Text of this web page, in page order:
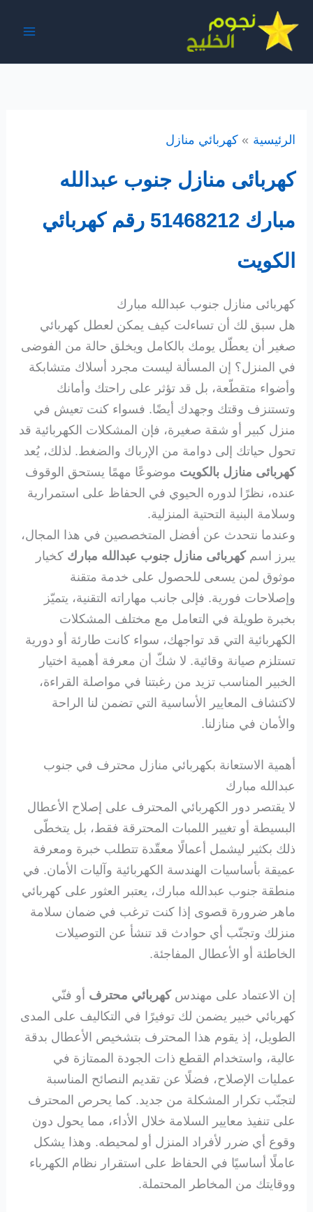
المحتوى
الرئيسية كهربائي منازل
كهربائى منازل جنوب عبدالله
مبارك 51468212 رقم كهربائي
الكويت
كهربائى منازل جنوب عبدالله مبارك
هل سبق لك أن تساءلت كيف يمكن لعطل كهربائي
صغير أن يعطّل يومك بالكامل ويخلق حالة من الفوضى
في المنزل؟ إن المسألة ليست مجرد أسلاك متشابكة
وأضواء متقطّعة، بل قد تؤثر على راحتك وأمانك
وتستنزف وقتك وجهدك أيضًا. فسواء كنت تعيش في
منزل كبير أو شقة صغيرة، فإن المشكلات الكهربائية قد
تحول حياتك إلى دوامة من الإرباك والضغط. لذلك، يُعد
كهربائى منازل بالكويت موضوعًا مهمًا يستحق الوقوف
عنده، نظرًا لدوره الحيوي في الحفاظ على استمرارية
وسلامة البنية التحتية المنزلية.
وعندما نتحدث عن أفضل المتخصصين في هذا المجال،
يبرز اسمكهربائى منازل جنوب عبدالله مبارك كخيار
موثوق لمن يسعى للحصول على خدمة متقنة
وإصلاحات فورية. فإلى جانب مهاراته التقنية، يتميّز
بخبرة طويلة في التعامل مع مختلف المشكلات
الكهربائية التي قد تواجهك، سواء كانت طارئة أو دورية
تستلزم صيانة وقائية. لا شكّ أن معرفة أهمية اختيار
الخبير المناسب تزيد من رغبتنا في مواصلة القراءة،
لاكتشاف المعايير الأساسية التي تضمن لنا الراحة
والأمان في منازلنا.
أهمية الاستعانة بكهربائي منازل محترف في جنوب
عبدالله مبارك
لا يقتصر دور الكهربائي المحترف على إصلاح الأعطال
البسيطة أو تغيير اللمبات المحترقة فقط، بل يتخطّى
ذلك بكثير ليشمل أعمالًا معقّدة تتطلب خبرة ومعرفة
عميقة بأساسيات الهندسة الكهربائية وآليات الأمان. في
منطقة جنوب عبدالله مبارك، يعتبر العثور على كهربائي
ماهر ضرورة قصوى إذا كنت ترغب في ضمان سلامة
منزلك وتجنّب أي حوادث قد تنشأ عن التوصيلات
الخاطئة أو الأعطال المفاجئة.
إن الاعتماد على مهندسكهربائي محترف أو فنّي
كهربائي خبير يضمن لك توفيرًا في التكاليف على المدى
الطويل، إذ يقوم هذا المحترف بتشخيص الأعطال بدقة
عالية، واستخدام القطع ذات الجودة الممتازة في
عمليات الإصلاح، فضلًا عن تقديم النصائح المناسبة
لتجنّب تكرار المشكلة من جديد. كما يحرص المحترف
على تنفيذ معايير السلامة خلال الأداء، مما يحول دون
وقوع أي ضرر لأفراد المنزل أو لمحيطه. وهذا يشكل
عاملًا أساسيًا في الحفاظ على استقرار نظام الكهرباء
ووقايتك من المخاطر المحتملة.